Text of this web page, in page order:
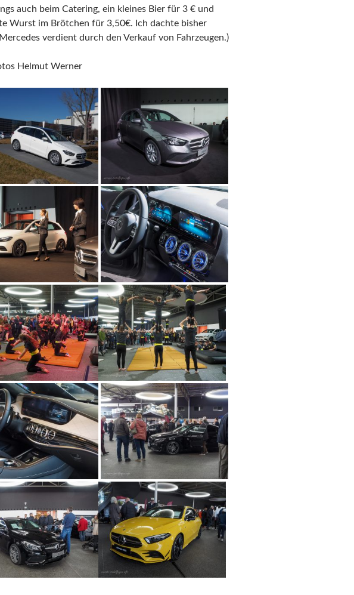
auch beim Catering, ein kleines Bier für 3 € und
Wurst im Brötchen für 3,50€. Ich dachte bisher
verdient durch den Verkauf von Fahrzeugen.)
Helmut Werner